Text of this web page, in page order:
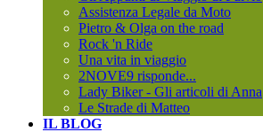
Assistenza Legale da Moto
Pietro & Olga on the road
Rock 'n Ride
Una vita in viaggio
2NOVE9 risponde...
Lady Biker - Gli articoli di Anna
Le Strade di Matteo
IL BLOG